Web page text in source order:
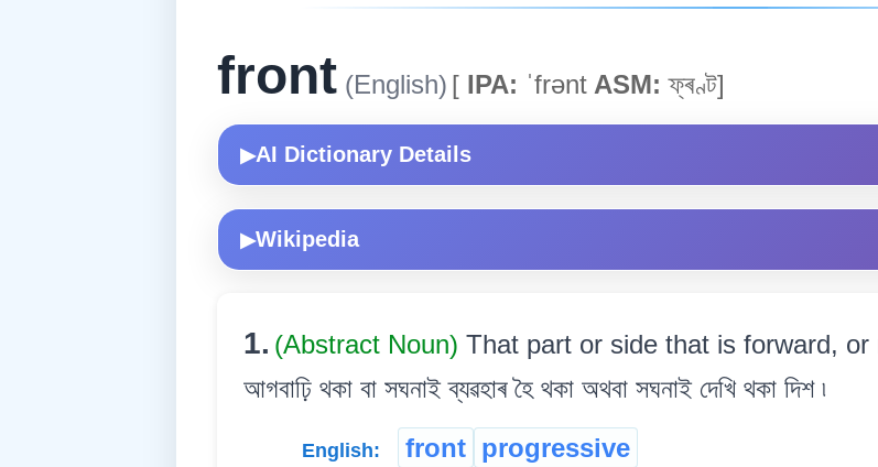
front (English) [ IPA: ˈfrənt ASM: ফ্ৰণ্ট]
▶AI Dictionary Details
▶Wikipedia
1. (Abstract Noun) That part or side that is forward,
আগবাঢ়ি থকা বা সঘনাই ব্যৱহাৰ হৈ থকা অথবা সঘনাই দেখি থকা দিশ ৷
English: front progressive